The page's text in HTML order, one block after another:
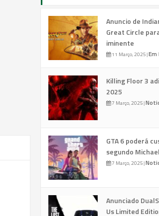
Anuncio de
Great Circle
iminente
11 Março, 2025|
Killing Floor 3
2025
7 Março, 2025|
GTA 6 poderá
segundo
7 Março, 2025|
Anunciado
Us Limited